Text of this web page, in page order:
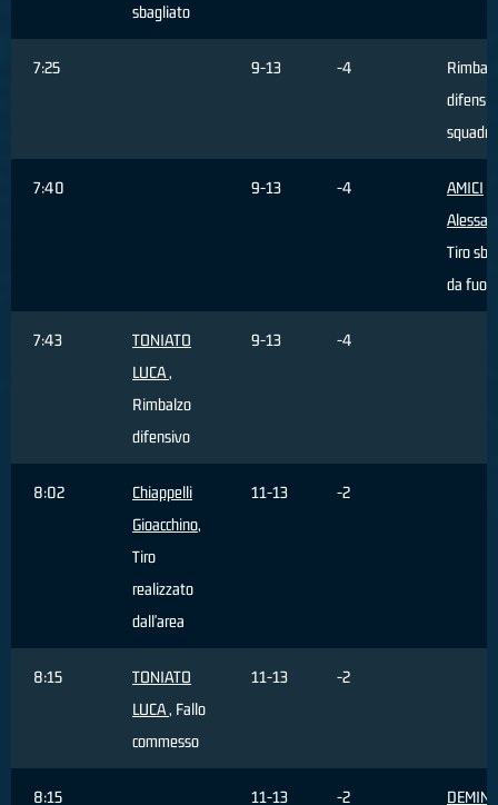
sbagliato
7:25 9-13 -4
squadra
7:40 9-13 -4
AMICI
Tiro
da fuori
7:43
TONIATO
LUCA,
Rimbalzo
difensivo
9-13 -4
8:02
Chiappelli
Gioacchino,
Tiro
realizzato
dall'area
11-13 -2
8:15
TONIATO
LUCA, Fallo
commesso
11-13 -2
8:15 11-13 -2